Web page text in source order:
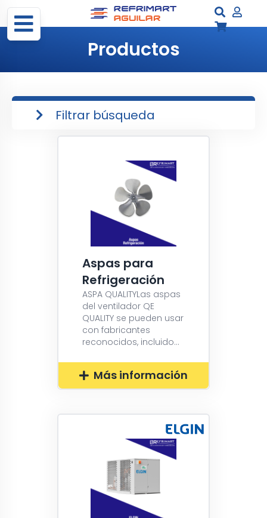
Productos
Filtrar búsqueda
Aspas para
Refrigeración
ASPA QUALITYLas aspas
del ventilador QE
QUALITY se pueden usar
con fabricantes
reconocidos, incluido...
Más información